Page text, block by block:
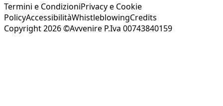
Termini e CondizioniPrivacy e Cookie
PolicyAccessibilitàWhistleblowingCredits
Copyright 2026 ©Avvenire P.Iva 00743840159